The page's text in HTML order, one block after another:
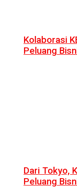
Kolaborasi
Peluang
Dari Tokyo,
Peluang